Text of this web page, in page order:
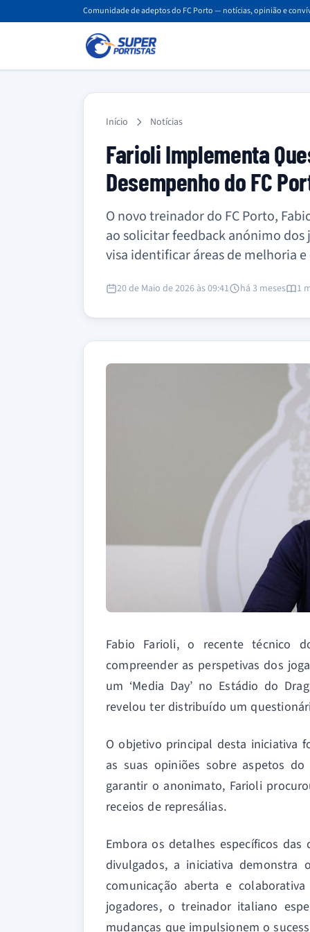
Comunidade de adeptos do FC Porto — notícias, opinião e
Início Notícias
Farioli Implementa
Desempenho do FC
O novo treinador do FC Porto,
ao solicitar feedback anónimo
visa identificar áreas de melhoria
20 de Maio de 2026 às 09:41 há 3 meses 1
Fabio Farioli, o recente técnico
compreender as perspetivas dos
um ‘Media Day’ no Estádio do
revelou ter distribuído um
O objetivo principal desta iniciativa
as suas opiniões sobre aspetos
garantir o anonimato, Farioli
receios de represálias.
Embora os detalhes específicos
divulgados, a iniciativa
comunicação aberta e
jogadores, o treinador italiano
mudanças que impulsionem o